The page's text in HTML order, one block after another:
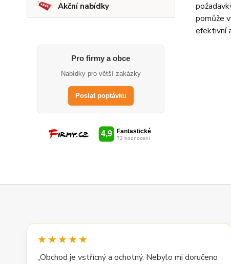
Akční nabídky
Pro firmy a obce
Nabídky pro větší zakázky
Poslat poptávku
pomůže
efektivní
★★★★★
„Obchod je vstřícný a ochotný. Nebylo mi doručeno